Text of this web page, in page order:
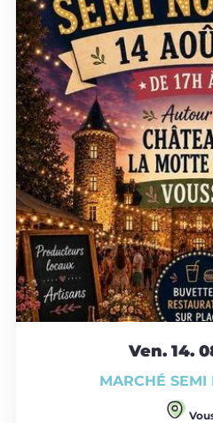
Ven. 14.
MARCHÉ SEMI